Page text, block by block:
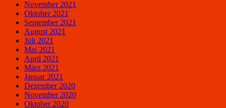
November 2021
Oktober 2021
September 2021
August 2021
Juli 2021
Mai 2021
April 2021
März 2021
Januar 2021
Dezember 2020
November 2020
Oktober 2020